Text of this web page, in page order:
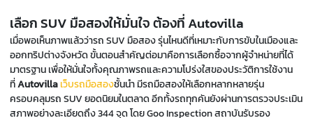
เลือก SUV มือสองให้มั่นใจ ต้องที่ Autovilla
เมื่อพอเห็นภาพแล้วว่ารถ SUV มือสอง รุ่นไหนดีที่เหมาะกับการขับในเมืองและ
ออกทริปต่างจังหวัด ขั้นตอนสำคัญต่อมาคือการเลือกซื้อจากผู้จำหน่ายที่ได้
มาตรฐาน เพื่อให้มั่นใจทั้งคุณภาพรถและความโปร่งใสของประวัติการใช้งาน
ที่Autovillaเว็บรถมือสองชั้นนำ มีรถมือสองให้เลือกหลากหลายรุ่น
ครอบคลุมรถ SUV ยอดนิยมในตลาด อีกทั้งรถทุกคันยังผ่านการตรวจประเมิน
สภาพอย่างละเอียดถึง 344 จุด โดย Goo Inspection สถาบันรับรอง